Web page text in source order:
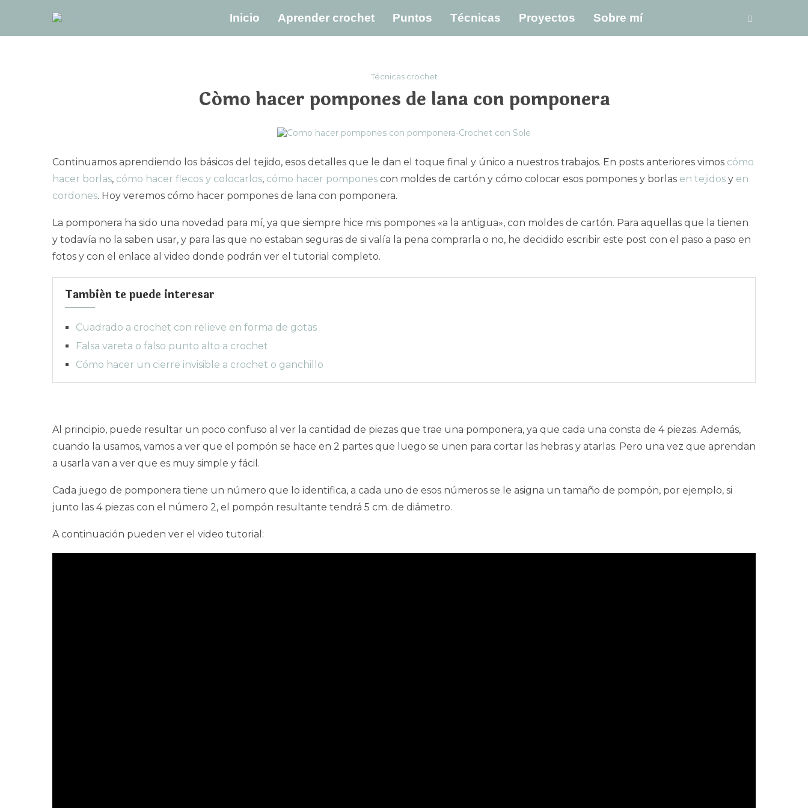
Inicio Aprender crochet Puntos Técnicas Proyectos Sobre mí
Técnicas crochet
Cómo hacer pompones de lana con pomponera
Continuamos aprendiendo los básicos del tejido, esos detalles que le dan el toque final y único a nuestros trabajos. En posts anteriores vimos cómo
hacer borlas, cómo hacer flecos y colocarlos, cómo hacer pompones con moldes de cartón y cómo colocar esos pompones y borlas en tejidos y en
cordones. Hoy veremos cómo hacer pompones de lana con pomponera.
La pomponera ha sido una novedad para mí, ya que siempre hice mis pompones «a la antigua», con moldes de cartón. Para aquellas que la tienen
y todavía no la saben usar, y para las que no estaban seguras de si valía la pena comprarla o no, he decidido escribir este post con el paso a paso en
fotos y con el enlace al video donde podrán ver el tutorial completo.
También te puede interesar
Cuadrado a crochet con relieve en forma de gotas
Falsa vareta o falso punto alto a crochet
Cómo hacer un cierre invisible a crochet o ganchillo
Al principio, puede resultar un poco confuso al ver la cantidad de piezas que trae una pomponera, ya que cada una consta de 4 piezas. Además,
cuando la usamos, vamos a ver que el pompón se hace en 2 partes que luego se unen para cortar las hebras y atarlas. Pero una vez que aprendan
a usarla van a ver que es muy simple y fácil.
Cada juego de pomponera tiene un número que lo identifica, a cada uno de esos números se le asigna un tamaño de pompón, por ejemplo, si
junto las 4 piezas con el número 2, el pompón resultante tendrá 5 cm. de diámetro.
A continuación pueden ver el video tutorial: